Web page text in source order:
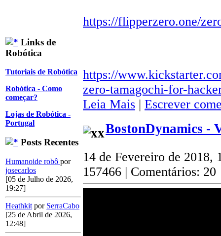
Links de
Robótica
Tutoriais de Robótica
Robótica - Como
começar?
Lojas de Robótica -
Portugal
Posts Recentes
Humanoide robô por
josecarlos
[05 de Julho de 2026,
19:27]
Heathkit por SerraCabo
[25 de Abril de 2026,
12:48]
https://flipperzero.one/
https://
zero-tamagochi-for-
Leia Mais | Escrever
BostonDynamics -
14 de Fevereiro de 2018,
157466 | Comentários: 20